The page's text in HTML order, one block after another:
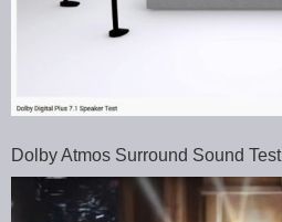
Dolby Atmos Surround Sound Test